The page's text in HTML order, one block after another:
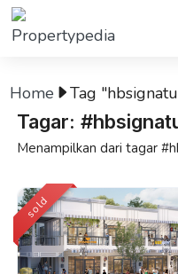
Home Tag
Tagar:
Menampilkan dari tagar
sold